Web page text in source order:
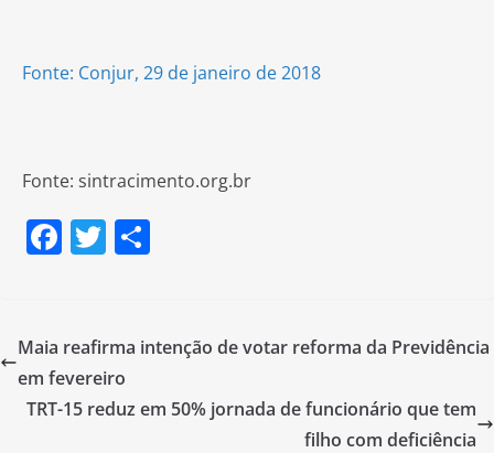
Fonte: Conjur, 29 de janeiro de 2018
Fonte: sintracimento.org.br
F
e
b
o
T
er e
Maia reafirma intenção de votar reforma da Previdência
em fevereiro
TRT-15 reduz em 50% jornada de funcionário que tem
filho com deficiência